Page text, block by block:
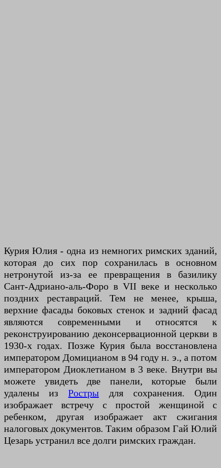
Курия Юлия - одна из немногих римских зданий,
которая до сих пор сохранилась в основном
нетронутой из-за ее превращения в базилику
Сант-Адриано-аль-Форо в VII веке и несколько
поздних реставраций. Тем не менее, крыша,
верхние фасады боковых стенок и задний фасад
являются современными и относятся к
реконструированию деконсервационной церкви в
1930-х годах. Позже Курия была восстановлена
императором Домицианом в 94 году н. э., а потом
императором Диоклетианом в 3 веке. Внутри вы
можете увидеть две панели, которые были
удалены изРостры для сохранения. Один
изображает встречу с простой женщиной с
ребенком, другая изображает акт сжигания
налоговых документов. Таким образом Гай Юлий
Цезарь устранил все долги римских граждан.